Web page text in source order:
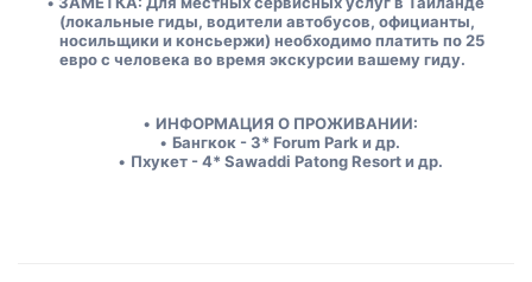
(локальные гиды, водители автобусов, официанты,
носильщики и консьержи) необходимо платить по 25
евро с человека во время экскурсии вашему гиду.
ИНФОРМАЦИЯ О ПРОЖИВАНИИ:
Бангкок - 3* Forum Park и др.
Пхукет - 4* Sawaddi Patong Resort и др.